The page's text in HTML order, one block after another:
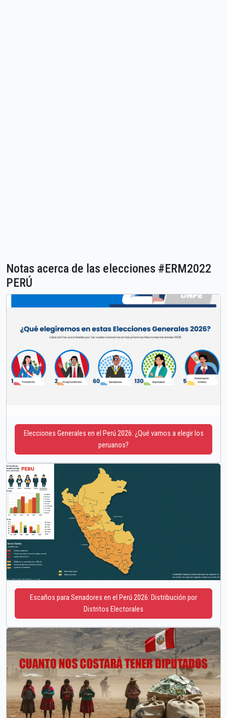
Notas acerca de las elecciones #ERM2022
PERÚ
Elecciones Generales en el Perú 2026: ¿Qué vamos a elegir los
peruanos?
Escaños para Senadores en el Perú 2026: Distribución por
Distritos Electorales